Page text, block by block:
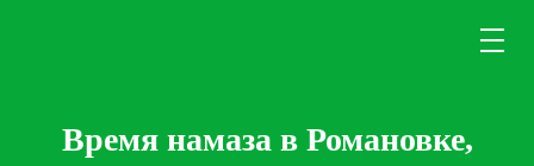
Время намаза в Романовке,